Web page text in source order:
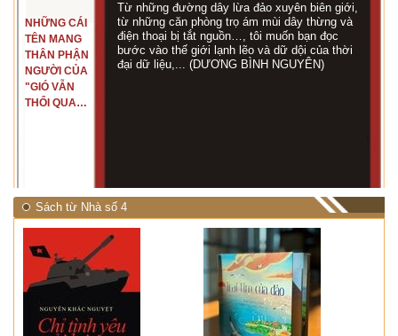
NHỮNG CÁI
TÊN MANG
THÂN PHẬN
NGƯỜI CỦA
"GIÓ VẪN
THỔI QUA
Từ những đường dây lừa đảo xuyên biên giới,
từ những căn phòng trọ ám mùi dây thừng và
điện thoại bị tắt nguồn…, tôi muốn bạn đọc
bước vào thế giới lạnh lẽo và dữ dội của thời
đại dữ liệu,... (DƯƠNG BÌNH NGUYÊN)
Sách từ Nhà số 4